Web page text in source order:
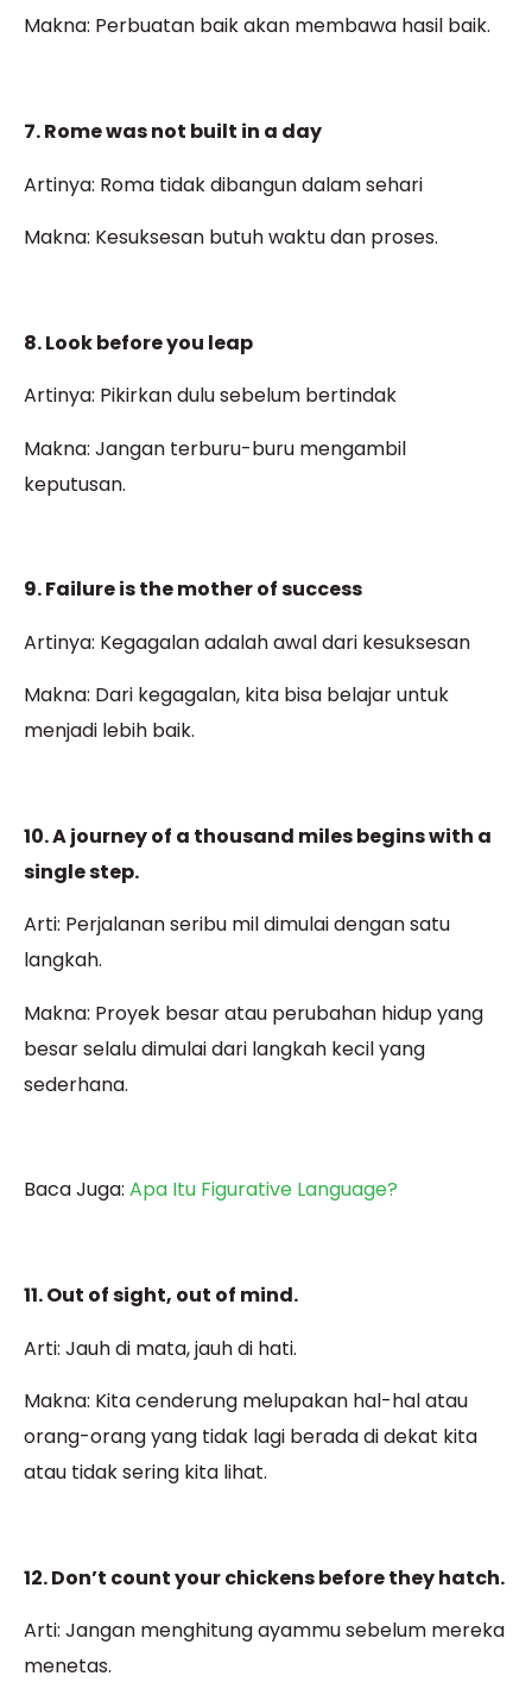
Makna: Perbuatan baik akan membawa hasil baik.
7. Rome was not built in a day
Artinya: Roma tidak dibangun dalam sehari
Makna: Kesuksesan butuh waktu dan proses.
8. Look before you leap
Artinya: Pikirkan dulu sebelum bertindak
Makna: Jangan terburu-buru mengambil
keputusan.
9. Failure is the mother of success
Artinya: Kegagalan adalah awal dari kesuksesan
Makna: Dari kegagalan, kita bisa belajar untuk
menjadi lebih baik.
10. A journey of a thousand miles begins with a
single step.
Arti: Perjalanan seribu mil dimulai dengan satu
langkah.
Makna: Proyek besar atau perubahan hidup yang
besar selalu dimulai dari langkah kecil yang
sederhana.
Baca Juga: Apa Itu Figurative Language?
11. Out of sight, out of mind.
Arti: Jauh di mata, jauh di hati.
Makna: Kita cenderung melupakan hal-hal atau
orang-orang yang tidak lagi berada di dekat kita
atau tidak sering kita lihat.
12. Don’t count your chickens before they hatch.
Arti: Jangan menghitung ayammu sebelum mereka
menetas.